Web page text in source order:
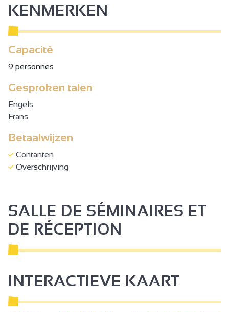
KENMERKEN
Capacité
9 personnes
Gesproken talen
Engels
Frans
Betaalwijzen
Contanten
Overschrijving
SALLE DE SÉMINAIRES ET
DE RÉCEPTION
INTERACTIEVE KAART